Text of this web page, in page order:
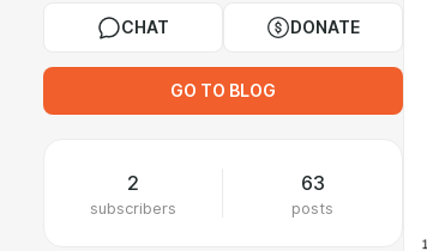
CHAT DONATE
GO TO BLOG
2
subscribers
63
posts